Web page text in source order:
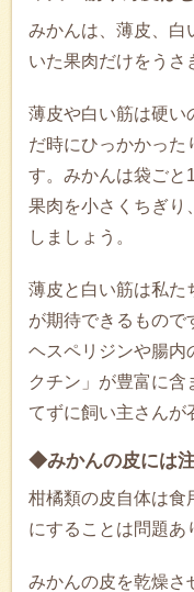
みかんは、薄皮、白
いた果肉だけをうさ
薄皮や白い筋は硬い
だ時にひっかかった
す。みかんは袋ごと
果肉を小さくちぎり
しましょう。
薄皮と白い筋は私た
が期待できるもので
ヘスペリジンや腸内
クチン」が豊富に含
てずに飼い主さんが
◆みかんの皮には
柑橘類の皮自体は食
にすることは問題あ
みかんの皮を乾燥さ